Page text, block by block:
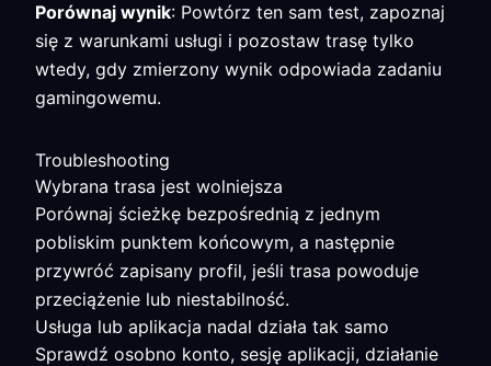
Porównaj wynik: Powtórz ten sam test, zapoznaj
się z warunkami usługi i pozostaw trasę tylko
wtedy, gdy zmierzony wynik odpowiada zadaniu
gamingowemu.
Troubleshooting
Wybrana trasa jest wolniejsza
Porównaj ścieżkę bezpośrednią z jednym
pobliskim punktem końcowym, a następnie
przywróć zapisany profil, jeśli trasa powoduje
przeciążenie lub niestabilność.
Usługa lub aplikacja nadal działa tak samo
Sprawdź osobno konto, sesję aplikacji, działanie